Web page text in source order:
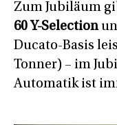
Zum Jubiläum
60 Y-Selection
Ducato-Basis
Tonner) – im
Automatik ist